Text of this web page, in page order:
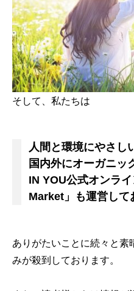
そして、私たちは
人間と環境にやさし
国内外にオーガニッ
IN YOU公式オンラ
Market」も運営して
ありがたいことに続々と素
みが殺到しております。